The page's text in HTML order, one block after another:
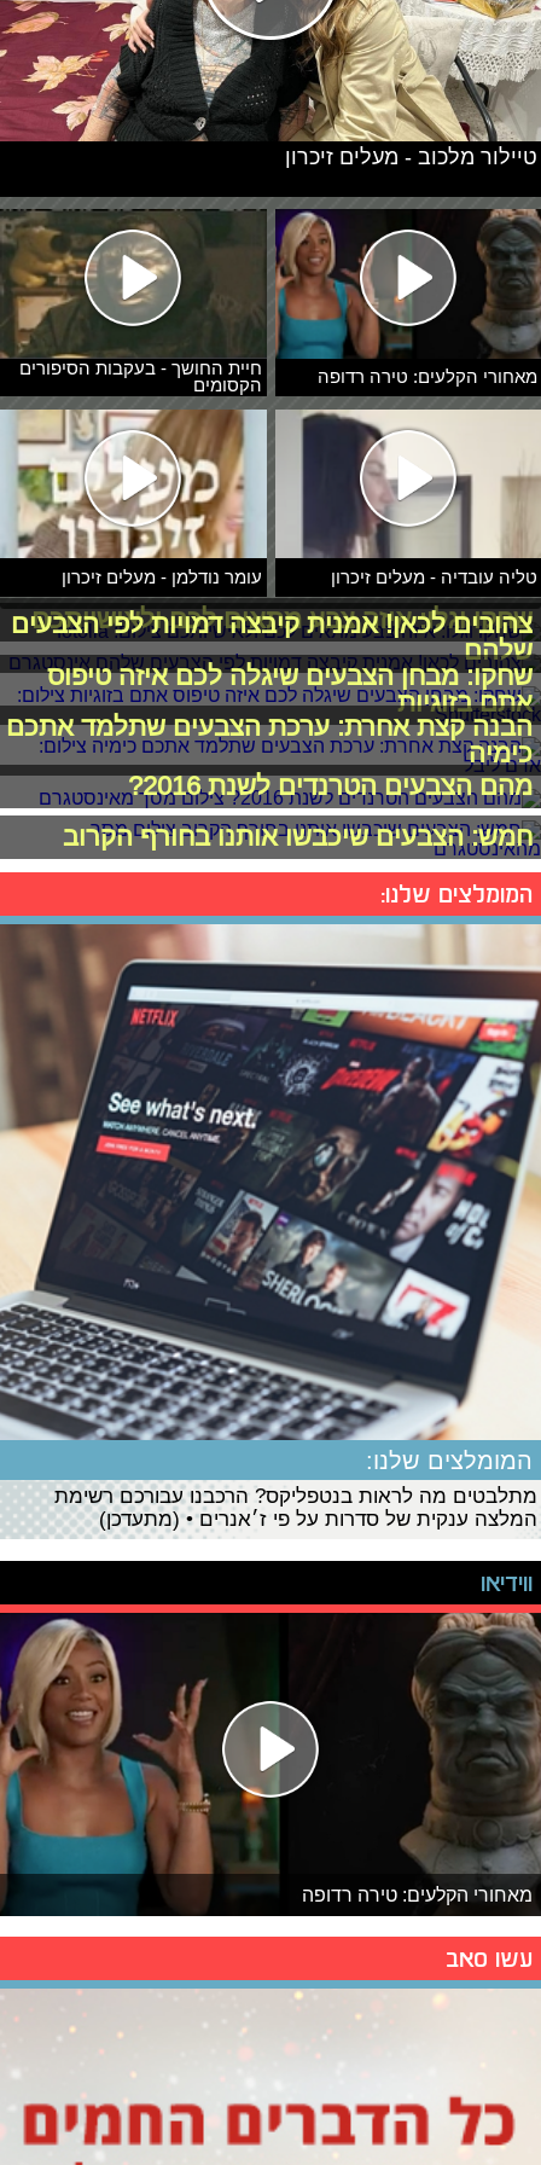
מאחורי הקלעים: טירה רדופה
חיית החושך - בעקבות הסיפורים
הקסומים
טליה עובדיה - מעלים זיכרון עומר נודלמן - מעלים זיכרון
טיילור מלכוב - מעלים זיכרון
שחקו וגלו: איזה צבע מתאים לכם ולאישיותכם
צהובים לכאן! אמנית קיבצה דמויות לפי הצבעים
שלהם
שחקו: מבחן הצבעים שיגלה לכם איזה טיפוס
אתם בזוגיות
הבנה קצת אחרת: ערכת הצבעים שתלמד אתכם
כימיה
מהם הצבעים הטרנדים לשנת 2016?
חמש: הצבעים שיכבשו אותנו בחורף הקרוב
המומלצים שלנו:
המומלצים שלנו:
מתלבטים מה לראות בנטפליקס? הרכבנו עבורכם רשימת
המלצה ענקית של סדרות על פי ז׳אנרים • (מתעדכן)
ווידיאו
מאחורי הקלעים: טירה רדופה
עשו סאב